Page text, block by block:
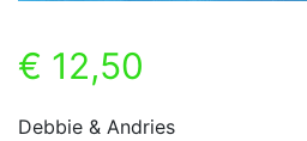
€ 12,50
Debbie & Andries